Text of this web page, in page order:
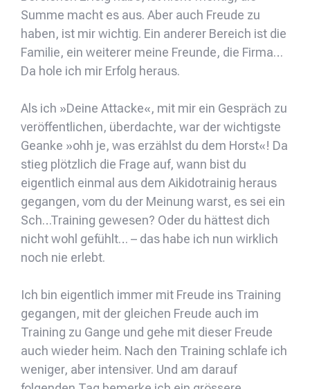
Summe macht es aus. Aber auch Freude zu
haben, ist mir wichtig. Ein anderer Bereich ist die
Familie, ein weiterer meine Freunde, die Firma…
Da hole ich mir Erfolg heraus.
Als ich »Deine Attacke«, mit mir ein Gespräch zu
veröffentlichen, überdachte, war der wichtigste
Geanke »ohh je, was erzählst du dem Horst«! Da
stieg plötzlich die Frage auf, wann bist du
eigentlich einmal aus dem Aikidotrainig heraus
gegangen, vom du der Meinung warst, es sei ein
Sch…Training gewesen? Oder du hättest dich
nicht wohl gefühlt… – das habe ich nun wirklich
noch nie erlebt.
Ich bin eigentlich immer mit Freude ins Training
gegangen, mit der gleichen Freude auch im
Training zu Gange und gehe mit dieser Freude
auch wieder heim. Nach den Training schlafe ich
weniger, aber intensiver. Und am darauf